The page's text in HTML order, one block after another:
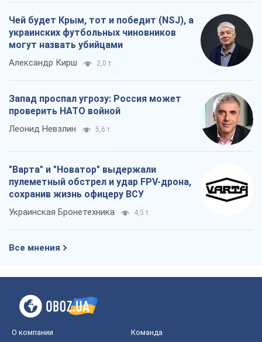
Чей будет Крым, тот и победит (NSJ), а
украинских футбольных чиновников
могут назвать убийцами
Александр Кирш 2,0 т.
Запад проспал угрозу: Россия может
проверить НАТО войной
Леонид Невзлин 5,6 т.
"Варта" и "Новатор" выдержали
пулеметный обстрел и удар FPV-дрона,
сохранив жизнь офицеру ВСУ
Украинская Бронетехника 4,5 т.
Все мнения
О компании Команда